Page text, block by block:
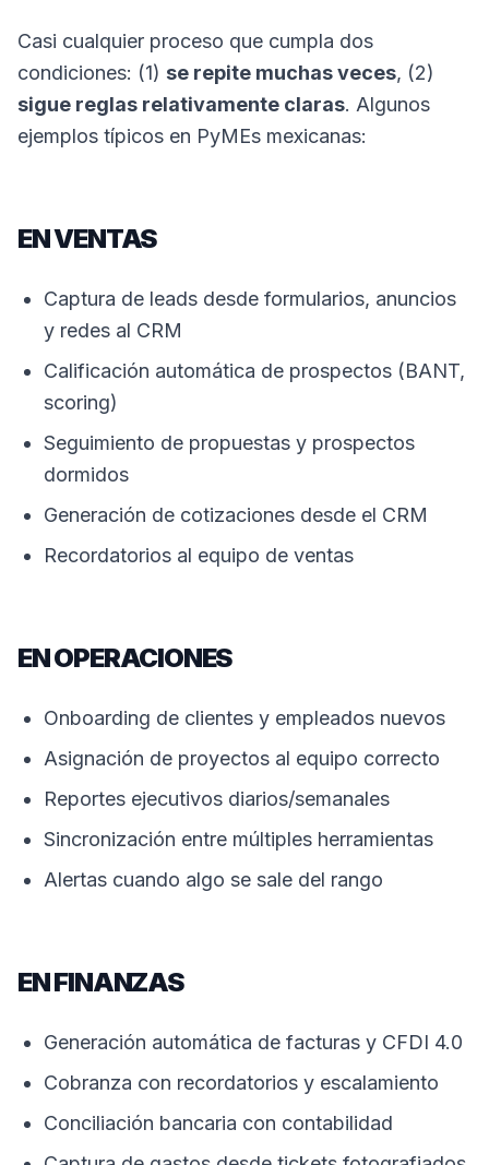
Casi cualquier proceso que cumpla dos
condiciones: (1) se repite muchas veces, (2)
sigue reglas relativamente claras. Algunos
ejemplos típicos en PyMEs mexicanas:
EN VENTAS
Captura de leads desde formularios, anuncios
y redes al CRM
Calificación automática de prospectos (BANT,
scoring)
Seguimiento de propuestas y prospectos
dormidos
Generación de cotizaciones desde el CRM
Recordatorios al equipo de ventas
EN OPERACIONES
Onboarding de clientes y empleados nuevos
Asignación de proyectos al equipo correcto
Reportes ejecutivos diarios/semanales
Sincronización entre múltiples herramientas
Alertas cuando algo se sale del rango
EN FINANZAS
Generación automática de facturas y CFDI 4.0
Cobranza con recordatorios y escalamiento
Conciliación bancaria con contabilidad